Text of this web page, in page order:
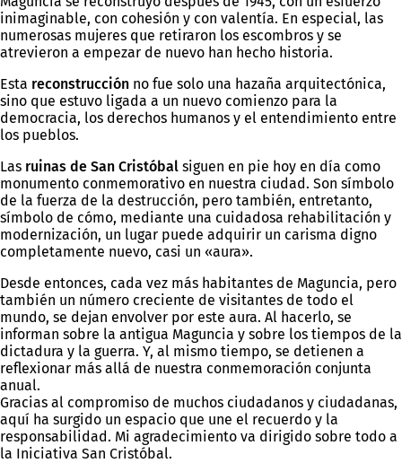
inimaginable, con cohesión y con valentía. En especial, las
numerosas mujeres que retiraron los escombros y se
atrevieron a empezar de nuevo han hecho historia.
Esta reconstrucción no fue solo una hazaña arquitectónica,
sino que estuvo ligada a un nuevo comienzo para la
democracia, los derechos humanos y el entendimiento entre
los pueblos.
Las ruinas de San Cristóbal siguen en pie hoy en día como
monumento conmemorativo en nuestra ciudad. Son símbolo
de la fuerza de la destrucción, pero también, entretanto,
símbolo de cómo, mediante una cuidadosa rehabilitación y
modernización, un lugar puede adquirir un carisma digno
completamente nuevo, casi un «aura».
Desde entonces, cada vez más habitantes de Maguncia, pero
también un número creciente de visitantes de todo el
mundo, se dejan envolver por este aura. Al hacerlo, se
informan sobre la antigua Maguncia y sobre los tiempos de la
dictadura y la guerra. Y, al mismo tiempo, se detienen a
reflexionar más allá de nuestra conmemoración conjunta
anual.
Gracias al compromiso de muchos ciudadanos y ciudadanas,
aquí ha surgido un espacio que une el recuerdo y la
responsabilidad. Mi agradecimiento va dirigido sobre todo a
la Iniciativa San Cristóbal.